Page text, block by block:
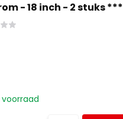
- 18 inch - 2 stuks ***